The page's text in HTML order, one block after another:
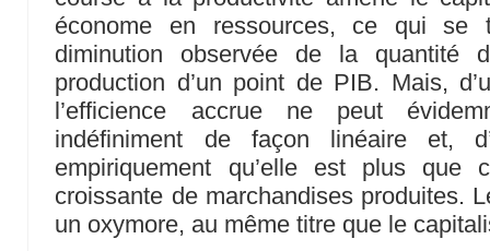
économe en ressources, ce qui se
diminution observée de la quantité
production d’un point de PIB. Mais,
l’efficience accrue ne peut
indéfiniment de façon linéaire et,
empiriquement qu’elle est plus que
croissante de marchandises produites.
un oxymore, au même titre que le